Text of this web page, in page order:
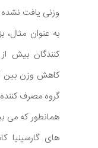
وزنی یافت
کاهش وزن بین
گروه مصرف
همانطور که می
های گارسینیا